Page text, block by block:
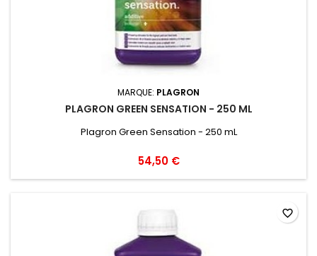
MARQUE: PLAGRON
PLAGRON GREEN SENSATION - 250 ML
Plagron Green Sensation - 250 mL
54,50 €
favorite_border